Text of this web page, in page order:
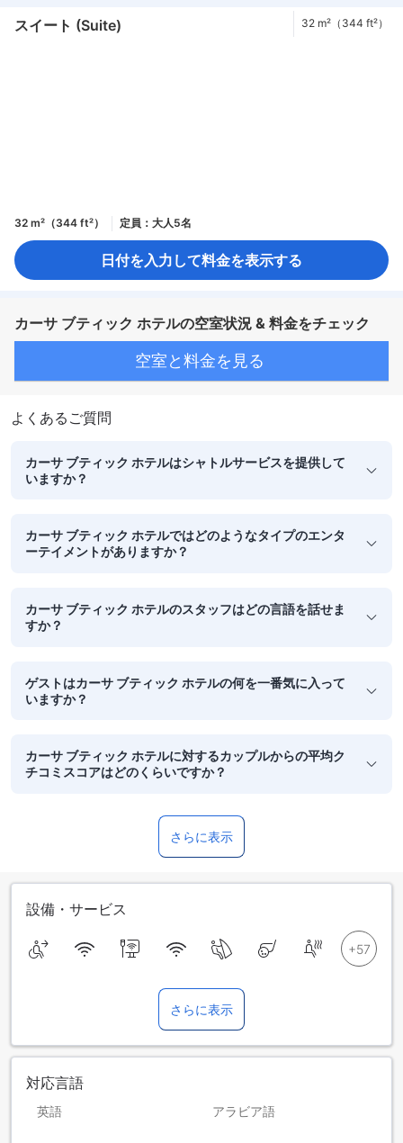
スイート (Suite) 32 m²（344 ft²）
32 m²（344 ft²） 定員：大人5名
日付を入力して料金を表示する
カーサ ブティック ホテルの空室状況 & 料金をチェック
空室と料金を見る
よくあるご質問
カーサ ブティック ホテルはシャトルサービスを提供して
いますか？
カーサ ブティック ホテルではどのようなタイプのエンタ
ーテイメントがありますか？
カーサ ブティック ホテルのスタッフはどの言語を話せま
すか？
ゲストはカーサ ブティック ホテルの何を一番気に入って
いますか？
カーサ ブティック ホテルに対するカップルからの平均ク
チコミスコアはどのくらいですか？
さらに表示
設備・サービス
さらに表示
対応言語
英語 アラビア語